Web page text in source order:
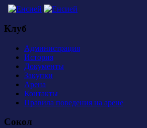
Клуб
Администрация
История
Документы
Закупки
Арена
Контакты
Правила поведения на арене
Сокол